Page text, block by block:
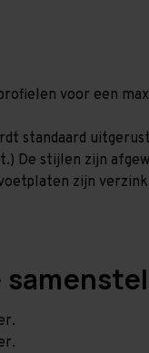
voor een
standaard
De stijlen zijn
zijn